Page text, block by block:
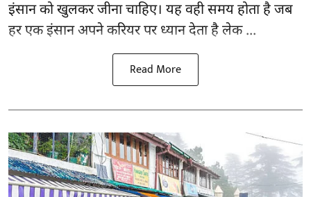
इंसान को खुलकर जीना चाहिए। यह वही समय होता है जब
हर एक इंसान अपने करियर पर ध्यान देता है लेक ...
Read More